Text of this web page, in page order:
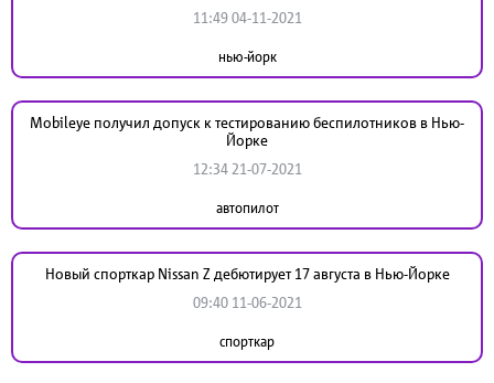
11:49 04-11-2021
нью-йорк
Mobileye получил допуск к тестированию беспилотников в Нью-
Йорке
12:34 21-07-2021
автопилот
Новый спорткар Nissan Z дебютирует 17 августа в Нью-Йорке
09:40 11-06-2021
спорткар